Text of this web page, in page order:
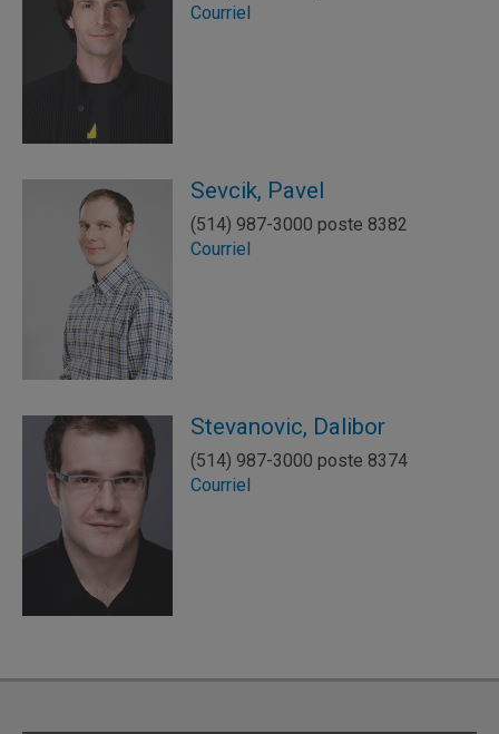
Courriel
Sevcik, Pavel
(514) 987-3000 poste 8382
Courriel
Stevanovic, Dalibor
(514) 987-3000 poste 8374
Courriel